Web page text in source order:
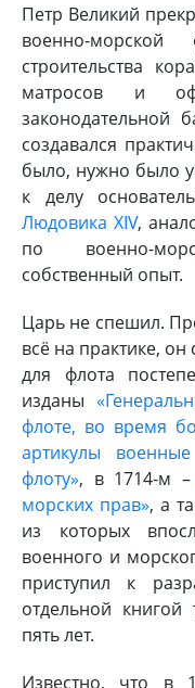
Петр Великий
военно-
строительства
матросов и
законодательной
создавался
было, нужно было
к делу
Людовика ХIV,
по военно-
собственный опыт.
Царь не спешил.
всё на практике,
для флота
изданы
флоте, во время
артикулы
флоту», в 1714-м –
морских прав», а
из которых
военного и
приступил к
отдельной
пять лет.
Известно, что в